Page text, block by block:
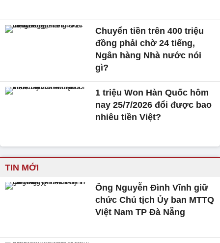
Chuyển tiền trên 400 triệu
đồng phải chờ 24 tiếng,
Ngân hàng Nhà nước nói
gì?
1 triệu Won Hàn Quốc hôm
nay 25/7/2026 đổi được bao
nhiêu tiền Việt?
TIN MỚI
Ông Nguyễn Đình Vĩnh giữ
chức Chủ tịch Ủy ban MTTQ
Việt Nam TP Đà Nẵng